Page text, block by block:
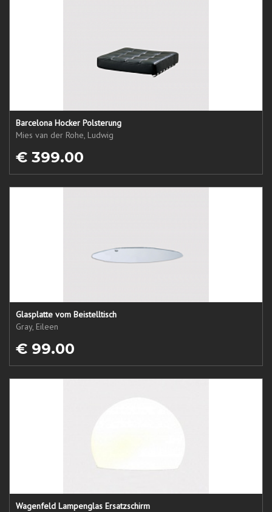
Barcelona Hocker Polsterung
Mies van der Rohe, Ludwig
€ 399.00
Glasplatte vom Beistelltisch
Gray, Eileen
€ 99.00
Wagenfeld Lampenglas Ersatzschirm